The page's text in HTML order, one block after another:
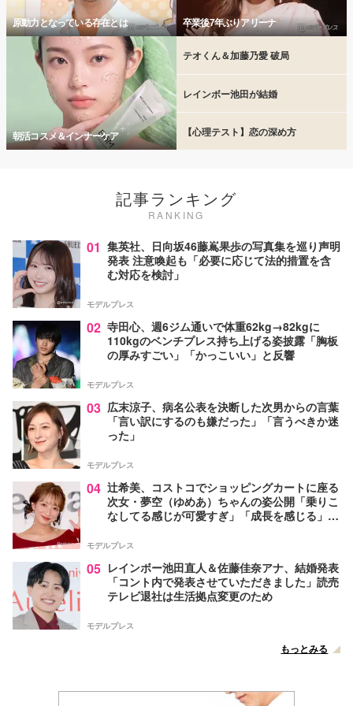
原動力となっている存在とは 卒業後7年ぶりアリーナ
朝活コスメ＆インナーケア
テオくん＆加藤乃愛 破局
レインボー池田が結婚
【心理テスト】恋の深め方
記事ランキング
RANKING
01 集英社、日向坂46藤嶌果歩の写真集を巡り声明
発表 注意喚起も「必要に応じて法的措置を含
む対応を検討」
モデルプレス
02 寺田心、週6ジム通いで体重62kg→82kgに
110kgのベンチプレス持ち上げる姿披露「胸板
の厚みすごい」「かっこいい」と反響
モデルプレス
03 広末涼子、病名公表を決断した次男からの言葉
「言い訳にするのも嫌だった」「言うべきか迷
った」
モデルプレス
04 辻希美、コストコでショッピングカートに座る
次女・夢空（ゆめあ）ちゃんの姿公開「乗りこ
なしてる感じが可愛すぎ」「成長を感じる」の
モデルプレス
05 レインボー池田直人＆佐藤佳奈アナ、結婚発表
「コント内で発表させていただきました」読売
テレビ退社は生活拠点変更のため
モデルプレス
もっとみる